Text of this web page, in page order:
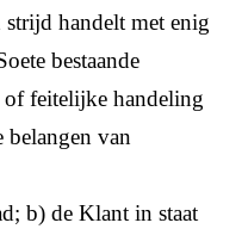
handelt met enig
bestaande
of feitelijke handeling
belangen van
b) de Klant in staat